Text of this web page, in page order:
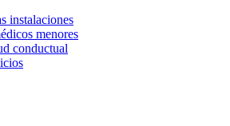
instalaciones
menores
conductual